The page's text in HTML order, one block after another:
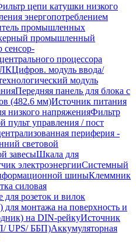
цепи катушки низкого
энергопотреблением
промышленных
промышленный
процессора
Цифров. модуль ввода/
модуль
Передняя панель для блока с
(482.6 мм)Источник питания
низкого напряженияФильтр
пульт управления / пост
периферия -
световой
завесыШкала для
электроэнергииСистемный
шиныКлеммник
силовая
розеток и вилок
для монтажа на поверхность и
на DIN-рейкуИсточник
UPS/ ББП)Аккумуляторная